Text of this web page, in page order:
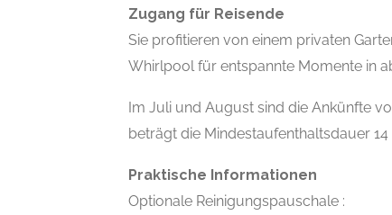
Zugang für Reisende
Sie profitieren von einem privaten
Whirlpool für entspannte Momente in
Im Juli und August sind die Ankünfte
beträgt die Mindestaufenthaltsdauer 14
Praktische Informationen
Optionale Reinigungspauschale :